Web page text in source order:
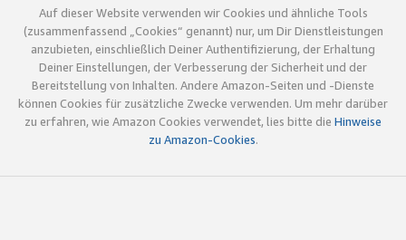
Auf dieser Website verwenden wir Cookies und ähnliche Tools
(zusammenfassend „Cookies“ genannt) nur, um Dir Dienstleistungen
anzubieten, einschließlich Deiner Authentifizierung, der Erhaltung
Deiner Einstellungen, der Verbesserung der Sicherheit und der
Bereitstellung von Inhalten. Andere Amazon-Seiten und -Dienste
können Cookies für zusätzliche Zwecke verwenden. Um mehr darüber
zu erfahren, wie Amazon Cookies verwendet, lies bitte die Hinweise
zu Amazon-Cookies.